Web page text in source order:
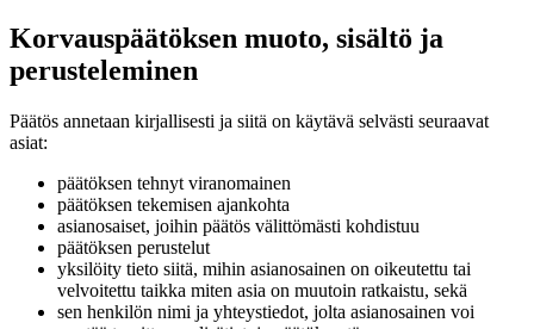
Korvauspäätöksen muoto, sisältö ja
perusteleminen
Päätös annetaan kirjallisesti ja siitä on käytävä selvästi seuraavat
asiat:
päätöksen tehnyt viranomainen
päätöksen tekemisen ajankohta
asianosaiset, joihin päätös välittömästi kohdistuu
päätöksen perustelut
yksilöity tieto siitä, mihin asianosainen on oikeutettu tai
velvoitettu taikka miten asia on muutoin ratkaistu, sekä
sen henkilön nimi ja yhteystiedot, jolta asianosainen voi